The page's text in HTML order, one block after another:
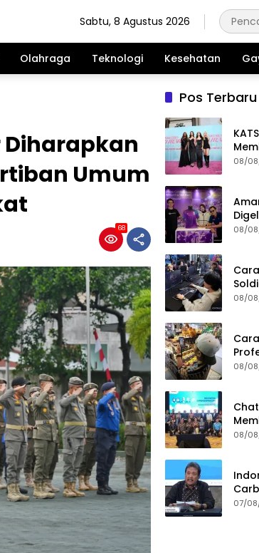
Sabtu, 8 Agustus 2026
Olahraga Teknologi Kesehatan
Diharapkan
Umum
68
Pos Terbaru
08/
08/
08/
08/
08/
Biru
07/